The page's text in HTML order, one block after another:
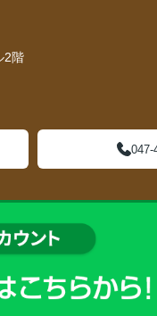
2階
047-